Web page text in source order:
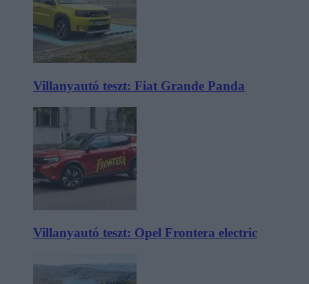
Villanyautó teszt: Fiat Grande Panda
Villanyautó teszt: Opel Frontera electric